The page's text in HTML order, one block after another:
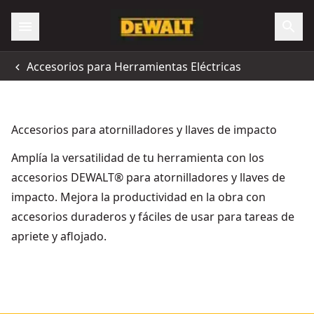
Accesorios para Herramientas Eléctricas
Accesorios para atornilladores y llaves de impacto
Amplía la versatilidad de tu herramienta con los
accesorios DEWALT® para atornilladores y llaves de
impacto. Mejora la productividad en la obra con
accesorios duraderos y fáciles de usar para tareas de
apriete y aflojado.